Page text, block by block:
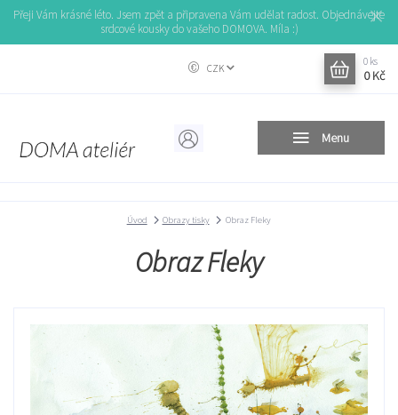
Přeji Vám krásné léto. Jsem zpět a připravena Vám udělat radost. Objednávejte
srdcové kousky do vašeho DOMOVA. Míla :)
Menu
CZK
0 ks
0 Kč
Úvod Obrazy tisky Obraz Fleky
Obraz Fleky